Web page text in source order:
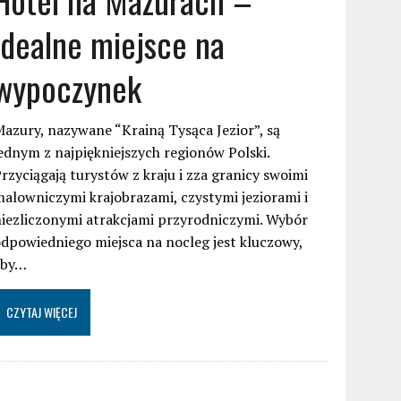
miejsce na
nazywane “Krainą Tysąca Jezior”, są
z najpiękniejszych regionów Polski.
turystów z kraju i zza granicy swoimi
krajobrazami, czystymi jeziorami i
atrakcjami przyrodniczymi. Wybór
miejsca na nocleg jest kluczowy,
CZYTAJ WIĘCEJ